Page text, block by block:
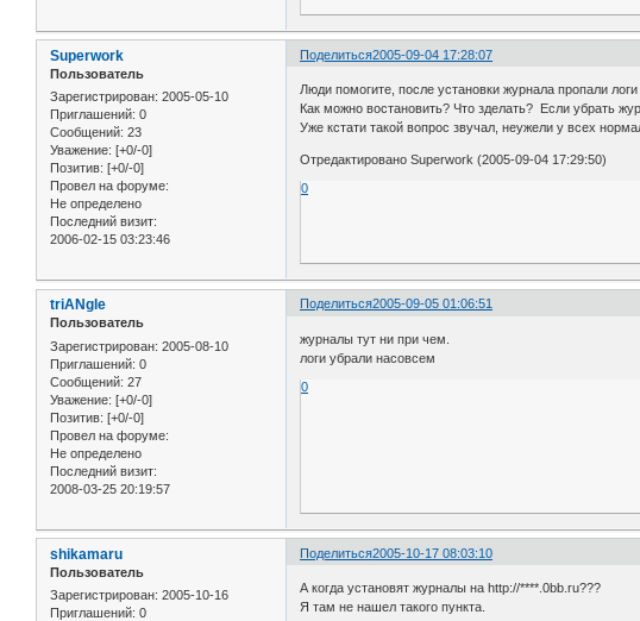
Поделиться2005-09-04 17:28:07
Superwork
Пользователь
Зарегистрирован: 2005-05-10
Приглашений: 0
Сообщений: 23
Уважение: [+0/-0]
Позитив: [+0/-0]
Провел на форуме:
Не определено
Последний визит:
2006-02-15 03:23:46
Люди помогите, после установки журнала пропали
Как можно востановить? Что зделать? Если убрать
Уже кстати такой вопрос звучал, неужели у всех
Отредактировано Superwork (2005-09-04 17:29:50)
0
Поделиться2005-09-05 01:06:51
triANgle
Пользователь
Зарегистрирован: 2005-08-10
Приглашений: 0
Сообщений: 27
Уважение: [+0/-0]
Позитив: [+0/-0]
Провел на форуме:
Не определено
Последний визит:
2008-03-25 20:19:57
журналы тут ни при чем.
логи убрали насовсем
0
Поделиться2005-10-17 08:03:10
shikamaru
Пользователь
Зарегистрирован: 2005-10-16
Приглашений: 0
А когда установят журналы на http://****.0bb.ru???
Я там не нашел такого пункта.